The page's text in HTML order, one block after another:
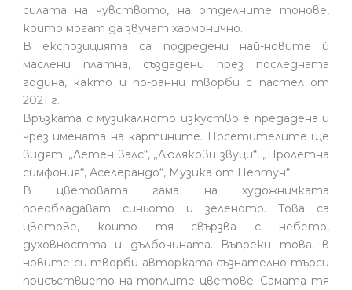
силата на чувството, на отделните тонове,
които могат да звучат хармонично.
В експозицията са подредени най-новите ѝ
маслени платна, създадени през последната
година, както и по-ранни творби с пастел от
2021 г.
Връзката с музикалното изкуство е предадена и
чрез имената на картините. Посетителите ще
видят: „Летен валс“, „Люлякови звуци“, „Пролетна
симфония“, Аселерандо“, Музика от Нептун“.
В цветовата гама на художничката
преобладават синьото и зеленото. Това са
цветове, които тя свързва с небето,
духовността и дълбочината. Въпреки това, в
новите си творби авторката съзнателно търси
присъствието на топлите цветове. Самата тя